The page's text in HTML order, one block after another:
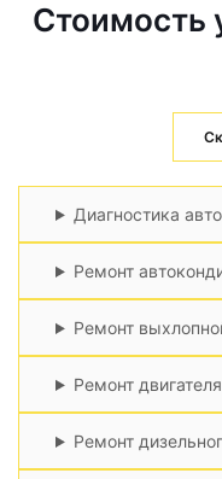
Стоимость
Диагностика
Ремонт
Ремонт
Ремонт двигателя
Ремонт